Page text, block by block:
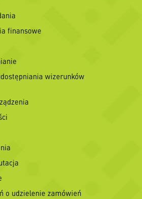
finansowe
wizerunków
o udzielenie zamówień